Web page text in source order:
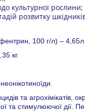
культурної рослини;
розвитку
100 г/л) – 4,65л
кг.
та
та стимулюючої дії.